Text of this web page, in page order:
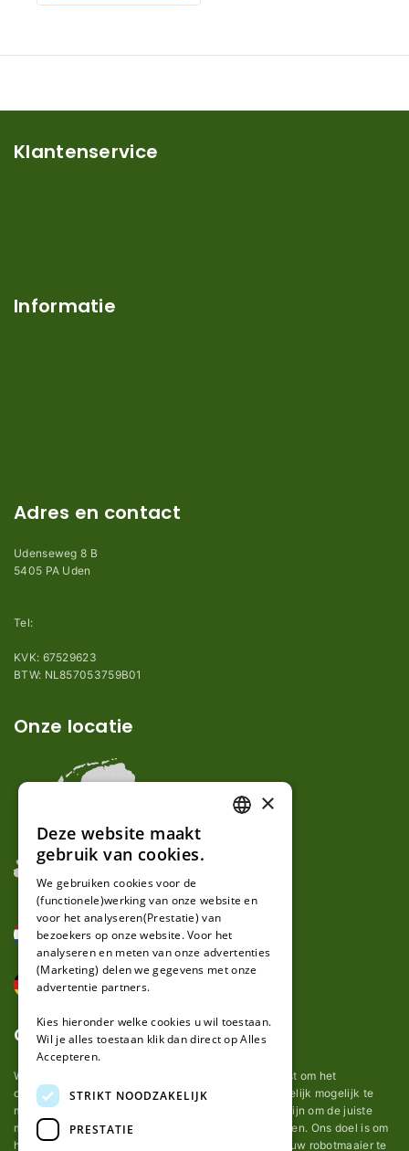
Klantenservice
Informatie
Adres en contact
Udenseweg 8 B
5405 PA Uden
Tel:
KVK: 67529623
BTW: NL857053759B01
Onze locatie
Over ons
Wij van robotmaaier-mesjes.nl doen ons uiterste best om het
onderhoud van robot grasmaaier mesjes zo gemakkelijk mogelijk te
maken. Uit ervaring merkten we hoe lastig het kan zijn om de juiste
messen voor een automatische grasmachine te vinden. Ons doel is om
het u makkelijk te maken om de goede mesjes voor uw robotmaaier te
GERMAN
×
Deze website maakt
gebruik van cookies.
We gebruiken cookies voor de
(functionele)werking van onze website en
voor het analyseren(Prestatie) van
bezoekers op onze website. Voor het
analyseren en meten van onze advertenties
(Marketing) delen we gegevens met onze
advertentie partners.
Kies hieronder welke cookies u wil toestaan.
Wil je alles toestaan klik dan direct op Alles
Accepteren.
STRIKT NOODZAKELIJK
PRESTATIE